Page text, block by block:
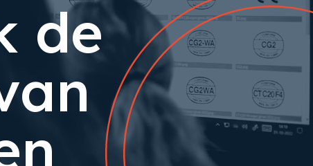
de